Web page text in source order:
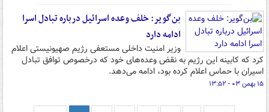
بن‌گویر: خلف وعده اسرائیل درباره تبادل اسرا
ادامه دارد
وزیر امنیت داخلی مستعفی رژیم صهیونیستی اعلام
کرد که کابینه این رژیم به نقض وعده‌های خود که درخصوص توافق تبادل
اسیران با حماس اعلام کرده بود، ادامه می‌دهد.
۱۵ بهمن ۰۳ - ۱۳:۵۲